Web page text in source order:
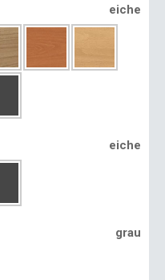
eiche
eiche
grau